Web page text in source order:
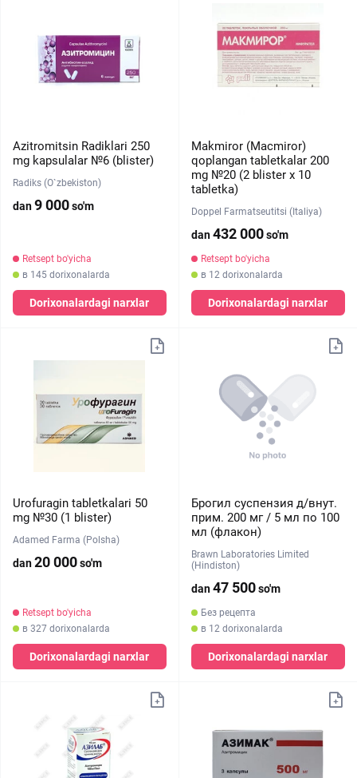
Azitromitsin Radiklari 250
mg kapsulalar №6 (blister)
Radiks (O`zbekiston)
dan9 000so'm
Retsept bo'yicha
в 145 dorixonalarda
Dorixonalardagi narxlar
Makmiror (Macmiror)
qoplangan tabletkalar 200
mg №20 (2 blister х 10
tabletka)
Doppel Farmatseutitsi (Italiya)
dan432 000so'm
Retsept bo'yicha
в 12 dorixonalarda
Dorixonalardagi narxlar
Urofuragin tabletkalari 50
mg №30 (1 blister)
Adamed Farma (Polsha)
dan20 000so'm
Retsept bo'yicha
в 327 dorixonalarda
Dorixonalardagi narxlar
Брогил суспензия д/внут.
прим. 200 мг / 5 мл по 100
мл (флакон)
Brawn Laboratories Limited
(Hindiston)
dan47 500so'm
Без рецепта
в 12 dorixonalarda
Dorixonalardagi narxlar